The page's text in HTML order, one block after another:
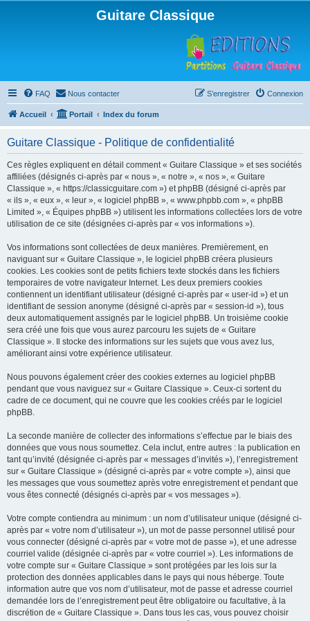
Guitare Classique
FAQ Nous contacter Connexion
S’enregistrer
Accueil Portail Index du forum
Guitare Classique - Politique de confidentialité
Ces règles expliquent en détail comment « Guitare Classique » et ses sociétés
affiliées (désignés ci-après par « nous », « notre », « nos », « Guitare
Classique », « https://classicguitare.com ») et phpBB (désigné ci-après par
« ils », « eux », « leur », « logiciel phpBB », « www.phpbb.com », « phpBB
Limited », « Équipes phpBB ») utilisent les informations collectées lors de votre
utilisation de ce site (désignées ci-après par « vos informations »).
Vos informations sont collectées de deux manières. Premièrement, en
naviguant sur « Guitare Classique », le logiciel phpBB créera plusieurs
cookies. Les cookies sont de petits fichiers texte stockés dans les fichiers
temporaires de votre navigateur Internet. Les deux premiers cookies
contiennent un identifiant utilisateur (désigné ci-après par « user-id ») et un
identifiant de session anonyme (désigné ci-après par « session-id »), tous
deux automatiquement assignés par le logiciel phpBB. Un troisième cookie
sera créé une fois que vous aurez parcouru les sujets de « Guitare
Classique ». Il stocke des informations sur les sujets que vous avez lus,
améliorant ainsi votre expérience utilisateur.
Nous pouvons également créer des cookies externes au logiciel phpBB
pendant que vous naviguez sur « Guitare Classique ». Ceux-ci sortent du
cadre de ce document, qui ne couvre que les cookies créés par le logiciel
phpBB.
La seconde manière de collecter des informations s’effectue par le biais des
données que vous nous soumettez. Cela inclut, entre autres : la publication en
tant qu’invité (désignée ci-après par « messages d’invités »), l’enregistrement
sur « Guitare Classique » (désigné ci-après par « votre compte »), ainsi que
les messages que vous soumettez après votre enregistrement et pendant que
vous êtes connecté (désignés ci-après par « vos messages »).
Votre compte contiendra au minimum : un nom d’utilisateur unique (désigné ci-
après par « votre nom d’utilisateur »), un mot de passe personnel utilisé pour
vous connecter (désigné ci-après par « votre mot de passe »), et une adresse
courriel valide (désignée ci-après par « votre courriel »). Les informations de
votre compte sur « Guitare Classique » sont protégées par les lois sur la
protection des données applicables dans le pays qui nous héberge. Toute
information autre que vos nom d’utilisateur, mot de passe et adresse courriel
demandée lors de l’enregistrement peut être obligatoire ou facultative, à la
discrétion de « Guitare Classique ». Dans tous les cas, vous pouvez choisir